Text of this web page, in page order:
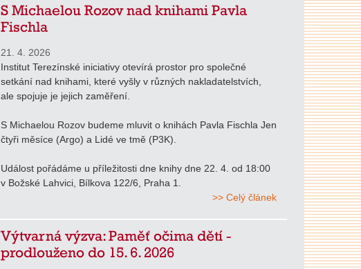
S Michaelou Rozov nad knihami Pavla
Fischla
21. 4. 2026
Institut Terezínské iniciativy otevírá prostor pro společné
setkání nad knihami, které vyšly v různých nakladatelstvích,
ale spojuje je jejich zaměření.
S Michaelou Rozov budeme mluvit o knihách Pavla Fischla Jen
čtyři měsíce (Argo) a Lidé ve tmě (P3K).
Událost pořádáme u příležitosti dne knihy dne 22. 4. od 18:00
v Božské Lahvici, Bílkova 122/6, Praha 1.
>> Celý článek
Výtvarná výzva: Paměť očima dětí -
prodlouženo do 15. 6. 2026